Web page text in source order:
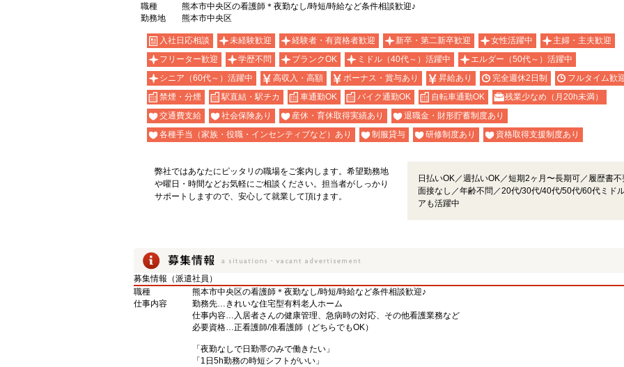
職種
熊本市中央区の看護師＊夜勤なし/時短/時給など条件相談歓迎♪
勤務地
熊本市中央区
入社日応相談 未経験歓迎 経験者・有資格者歓迎 新卒・第二新卒歓迎 女性活躍中
主婦・主夫歓迎
フリーター歓迎
学歴不問 ブランクOK ミドル（40代～）活躍中
エルダー（50代～）活躍中
シニア（60代～）活躍中
高収入・高額 ボーナス・賞与あり 昇給あり 完全週休2日制
フルタイム歓
禁煙・分煙
駅直結・駅チカ 車通勤OK バイク通勤OK 自転車通勤OK
残業少なめ（月20h未満）
交通費支給
社会保険あり 産休・育休取得実績あり
退職金・財形貯蓄制度あり
各種手当（家族・役職・インセンティブなど）あり
制服貸与 研修制度あり 資格取得支援制度あり
弊社ではあなたにピッタリの職場をご案内します。希望勤務地
や曜日・時間などお気軽にご相談ください。担当者がしっかり
サポートしますので、安心して就業して頂けます。
日払いOK／週払いOK／短期2ヶ月〜長期可／履歴書不
面接なし／年齢不問／20代/30代/40代/50代/60代ミド
アも活躍中
募集情報（派遣社員）
職種
熊本市中央区の看護師＊夜勤なし/時短/時給など条件相談歓迎♪
仕事内容
勤務先…きれいな住宅型有料老人ホーム
仕事内容…入居者さんの健康管理、急病時の対応、その他看護業務など
必要資格…正看護師/准看護師（どちらでもOK）
「夜勤なしで日勤帯のみで働きたい」
「1日5h勤務の時短シフトがいい」